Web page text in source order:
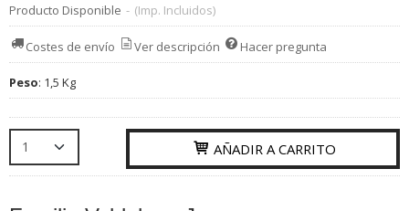
Producto Disponible - (Imp. Incluidos)
Costes de envío Ver descripción Hacer pregunta
Peso: 1,5 Kg
AÑADIR A CARRITO